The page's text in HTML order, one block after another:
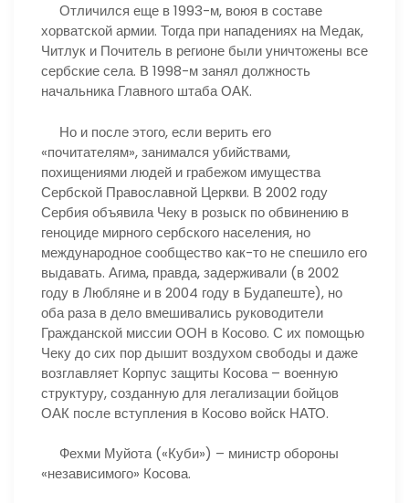
Отличился еще в 1993-м, воюя в составе
хорватской армии. Тогда при нападениях на Медак,
Читлук и Почитель в регионе были уничтожены все
сербские села. В 1998-м занял должность
начальника Главного штаба ОАК.
Но и после этого, если верить его
«почитателям», занимался убийствами,
похищениями людей и грабежом имущества
Сербской Православной Церкви. В 2002 году
Сербия объявила Чеку в розыск по обвинению в
геноциде мирного сербского населения, но
международное сообщество как-то не спешило его
выдавать. Агима, правда, задерживали (в 2002
году в Любляне и в 2004 году в Будапеште), но
оба раза в дело вмешивались руководители
Гражданской миссии ООН в Косово. С их помощью
Чеку до сих пор дышит воздухом свободы и даже
возглавляет Корпус защиты Косова – военную
структуру, созданную для легализации бойцов
ОАК после вступления в Косово войск НАТО.
Фехми Муйота («Куби») – министр обороны
«независимого» Косова.